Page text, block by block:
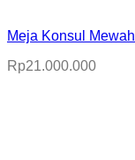
Meja Konsul
Rp21.000.000